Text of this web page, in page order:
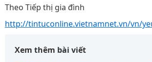
Theo Tiếp thị gia đình
http://tintuconline.vietnamnet.vn/vn/
Xem thêm bài viết